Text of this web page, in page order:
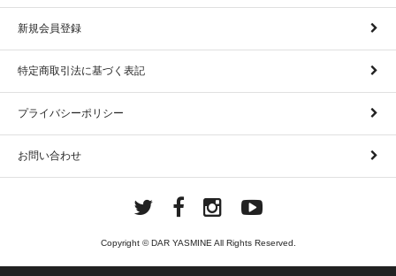
新規会員登録
特定商取引法に基づく表記
プライバシーポリシー
お問い合わせ
Copyright © DAR YASMINE All Rights Reserved.